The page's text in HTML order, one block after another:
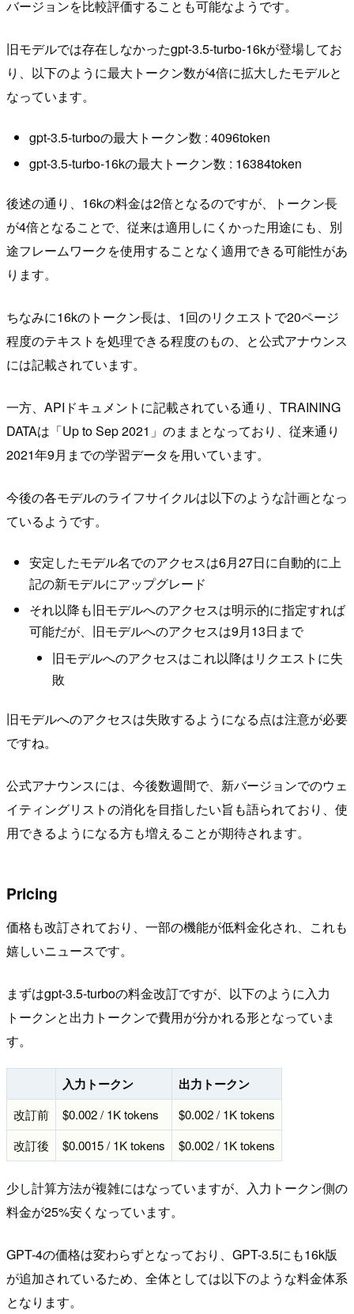
バージョンを比較評価することも可能なようです。
旧モデルでは存在しなかったgpt-3.5-turbo-16kが登場してお
り、以下のように最大トークン数が4倍に拡大したモデルと
なっています。
gpt-3.5-turboの最大トークン数 : 4096token
gpt-3.5-turbo-16kの最大トークン数 : 16384token
後述の通り、16kの料金は2倍となるのですが、トークン長
が4倍となることで、従来は適用しにくかった用途にも、別
途フレームワークを使用することなく適用できる可能性があ
ります。
ちなみに16kのトークン長は、1回のリクエストで20ページ
程度のテキストを処理できる程度のもの、と公式アナウンス
には記載されています。
一方、APIドキュメントに記載されている通り、TRAINING
DATAは「Up to Sep 2021」のままとなっており、従来通り
2021年9月までの学習データを用いています。
今後の各モデルのライフサイクルは以下のような計画となっ
ているようです。
安定したモデル名でのアクセスは6月27日に自動的に上
記の新モデルにアップグレード
それ以降も旧モデルへのアクセスは明示的に指定すれば
可能だが、旧モデルへのアクセスは9月13日まで
旧モデルへのアクセスはこれ以降はリクエストに失
敗
旧モデルへのアクセスは失敗するようになる点は注意が必要
ですね。
公式アナウンスには、今後数週間で、新バージョンでのウェ
イティングリストの消化を目指したい旨も語られており、使
用できるようになる方も増えることが期待されます。
Pricing
価格も改訂されており、一部の機能が低料金化され、これも
嬉しいニュースです。
まずはgpt-3.5-turboの料金改訂ですが、以下のように入力
トークンと出力トークンで費用が分かれる形となっていま
す。
入力トークン 出力トークン
改訂前 $0.002 / 1K tokens
$0.002 / 1K tokens
改訂後
$0.0015 / 1K tokens $0.002 / 1K tokens
少し計算方法が複雑にはなっていますが、入力トークン側の
料金が25%安くなっています。
GPT-4の価格は変わらずとなっており、GPT-3.5にも16k版
が追加されているため、全体としては以下のような料金体系
となります。